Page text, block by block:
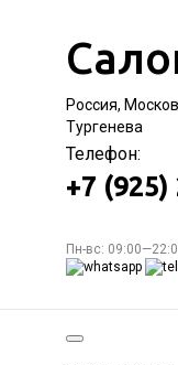
Россия,
Тургенева
Телефон:
+7 (925)
Пн-вс: